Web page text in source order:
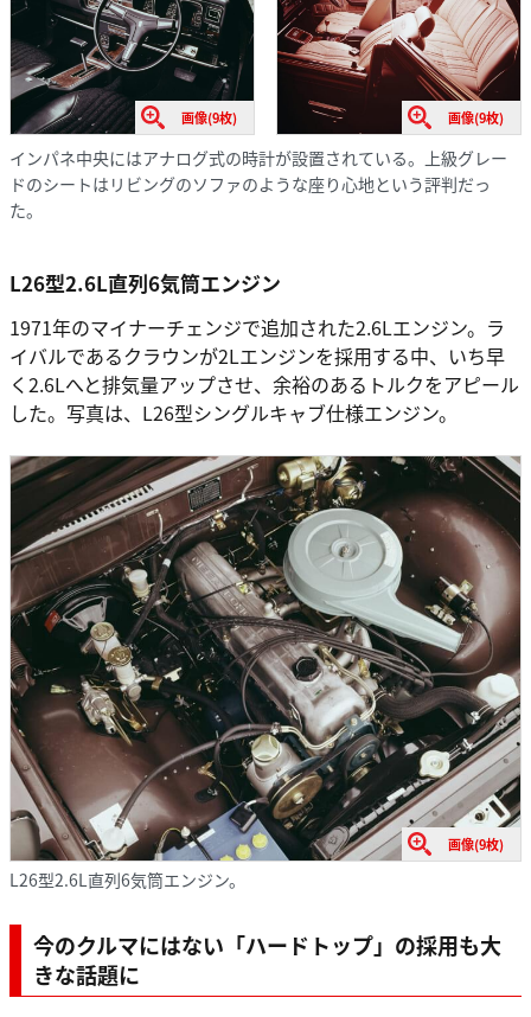
画像(9枚) 画像(9枚)
インパネ中央にはアナログ式の時計が設置されている。上級グレー
ドのシートはリビングのソファのような座り心地という評判だっ
た。
L26型2.6L直列6気筒エンジン
1971年のマイナーチェンジで追加された2.6Lエンジン。ラ
イバルであるクラウンが2Lエンジンを採用する中、いち早
く2.6Lへと排気量アップさせ、余裕のあるトルクをアピール
した。写真は、L26型シングルキャブ仕様エンジン。
画像(9枚)
L26型2.6L直列6気筒エンジン。
今のクルマにはない「ハードトップ」の採用も大
きな話題に